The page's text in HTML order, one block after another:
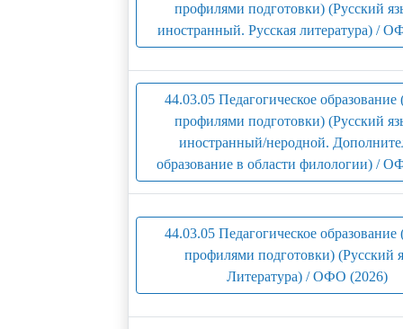
профилями подготовки) (Русский
иностранный. Русская литература) /
44.03.05 Педагогическое образование
профилями подготовки) (Русский
иностранный/неродной.
образование в области филологии) /
44.03.05 Педагогическое образование
профилями подготовки) (Русский
Литература) / ОФО (2026)